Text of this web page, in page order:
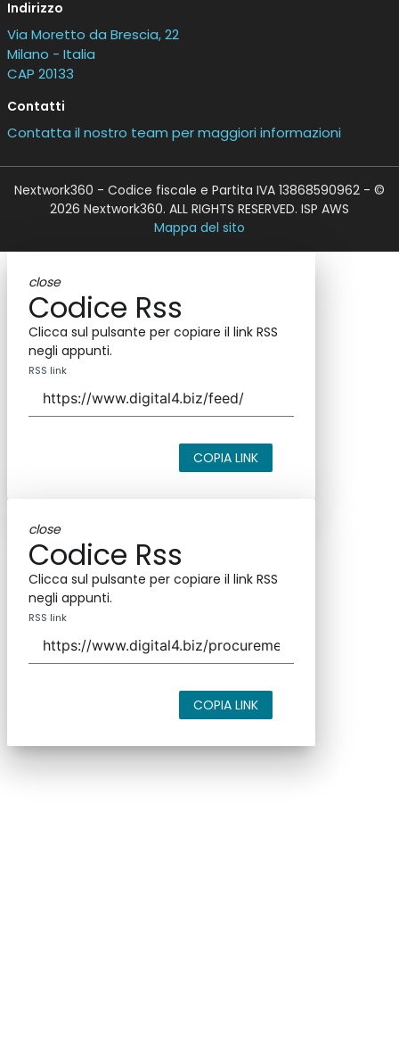
Indirizzo
Via Moretto da Brescia, 22
Milano - Italia
CAP 20133
Contatti
Contatta il nostro team per maggiori informazioni
Nextwork360 - Codice fiscale e Partita IVA 13868590962 - ©
2026 Nextwork360. ALL RIGHTS RESERVED. ISP AWS
Mappa del sito
close
Codice Rss
Clicca sul pulsante per copiare il link RSS
negli appunti.
RSS link
COPIA LINK
close
Codice Rss
Clicca sul pulsante per copiare il link RSS
negli appunti.
RSS link
COPIA LINK